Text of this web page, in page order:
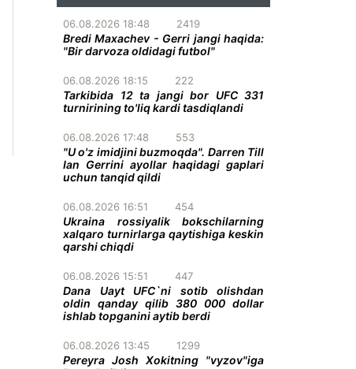
06.08.2026 18:48 2419
Bredi Maxachev - Gerri jangi haqida:
"Bir darvoza oldidagi futbol"
06.08.2026 18:15 222
Tarkibida 12 ta jangi bor UFC 331
turnirining to'liq kardi tasdiqlandi
06.08.2026 17:48 553
"U o'z imidjini buzmoqda". Darren Till
Ian Gerrini ayollar haqidagi gaplari
uchun tanqid qildi
06.08.2026 16:51 454
Ukraina rossiyalik bokschilarning
xalqaro turnirlarga qaytishiga keskin
qarshi chiqdi
06.08.2026 15:51 447
Dana Uayt UFC`ni sotib olishdan
oldin qanday qilib 380 000 dollar
ishlab topganini aytib berdi
06.08.2026 13:45 1299
Pereyra Josh Xokitning "vyzov"iga